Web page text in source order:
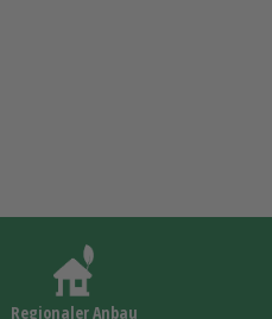
Regionaler Anbau